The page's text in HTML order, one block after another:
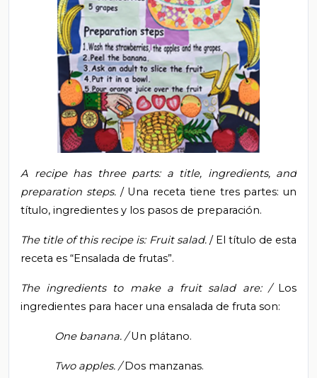
A recipe has three parts: a title, ingredients, and
preparation steps. / Una receta tiene tres partes: un
título, ingredientes y los pasos de preparación.
The title of this recipe is: Fruit salad. / El título de esta
receta es “Ensalada de frutas”.
The ingredients to make a fruit salad are: / Los
ingredientes para hacer una ensalada de fruta son:
One banana. /Un plátano.
Two apples. /Dos manzanas.